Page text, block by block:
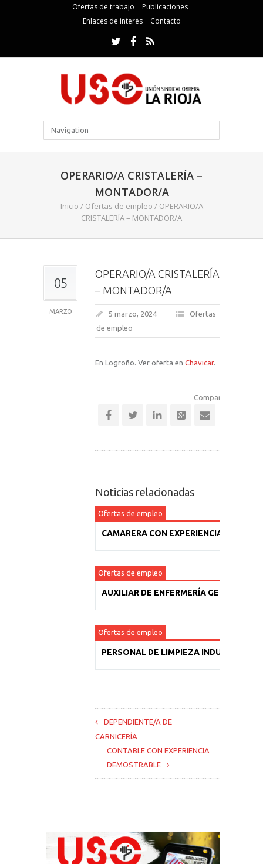
Ofertas de trabajo
Publicaciones
Enlaces de interés
Contacto
OPERARIO/A CRISTALERÍA –
MONTADOR/A
Inicio / Ofertas de empleo / OPERARIO/A
CRISTALERÍA – MONTADOR/A
05
MARZO
OPERARIO/A CRISTALERÍA
– MONTADOR/A
5 marzo, 2024
Ofertas
de empleo
En Logroño. Ver oferta en Chavicar.
Comparte esta
Noticias relacionadas
Ofertas de empleo
CAMARERA CON EXPERIENCIA
Ofertas de empleo
AUXILIAR DE ENFERMERÍA GERIÁTRICA
Ofertas de empleo
PERSONAL DE LIMPIEZA INDUSTRIAL
DEPENDIENTE/A DE
CARNICERÍA
CONTABLE CON EXPERIENCIA
DEMOSTRABLE